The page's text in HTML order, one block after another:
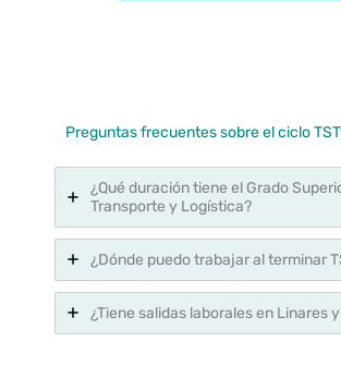
Preguntas frecuentes sobre el ciclo
¿Qué duración tiene el Grado
Transporte y Logística?
¿Dónde puedo trabajar al terminar
¿Tiene salidas laborales en Linares